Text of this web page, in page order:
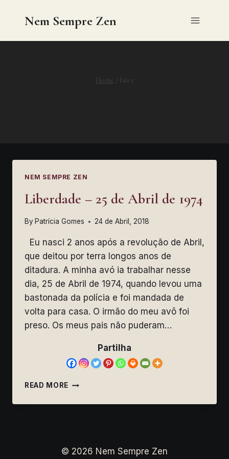
Nem Sempre Zen
Home fazer
NEM SEMPRE ZEN
Liberdade – 25 de Abril de 1974
By Patrícia Gomes 24 de Abril, 2018
Eu nasci 2 anos após a revolução de Abril,
que deitou por terra longos anos de
ditadura. A minha avó ia trabalhar nesse
dia, 25 de Abril de 1974, quando levou uma
bastonada da polícia e foi mandada de
volta para casa. O irmão do meu avô foi
preso. Os meus pais não puderam…
Partilha
READ MORE LIBERDADE
25
1974
© 2026 Nem Sempre Zen